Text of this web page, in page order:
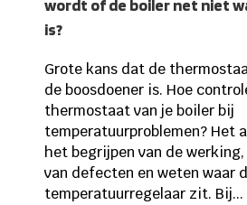
wordt of de boiler net niet
is?
Grote kans dat de
de boosdoener is. Hoe
thermostaat van je boiler bij
temperatuurproblemen? Het
het begrijpen van de
van defecten en weten waar
temperatuurregelaar zit. Bij...